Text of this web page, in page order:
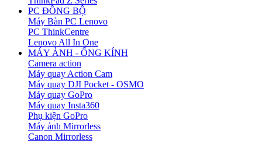
PC ĐỒNG BỘ
Máy Bàn PC Lenovo
PC ThinkCentre
Lenovo All In One
MÁY ẢNH - ỐNG KÍNH
Camera action
Máy quay Action Cam
Máy quay DJI Pocket - OSMO
Máy quay GoPro
Máy quay Insta360
Phụ kiện GoPro
Máy ảnh Mirrorless
Canon Mirrorless